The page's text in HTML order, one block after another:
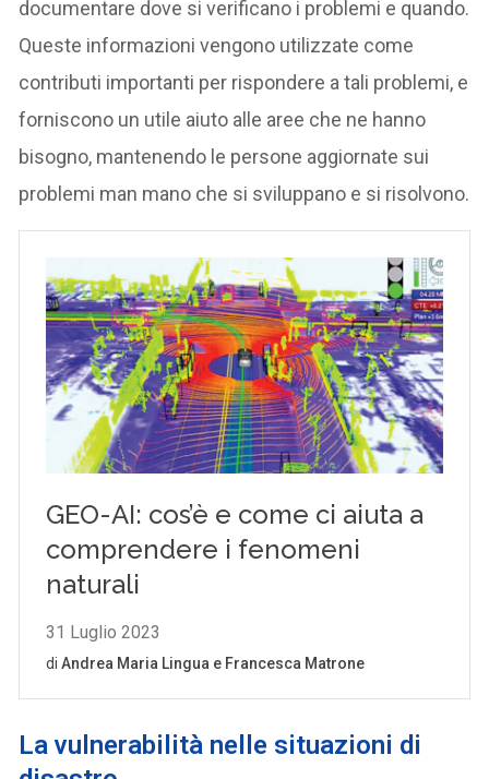
documentare dove si verificano i problemi e quando.
Queste informazioni vengono utilizzate come
contributi importanti per rispondere a tali problemi, e
forniscono un utile aiuto alle aree che ne hanno
bisogno, mantenendo le persone aggiornate sui
problemi man mano che si sviluppano e si risolvono.
La vulnerabilità nelle situazioni di